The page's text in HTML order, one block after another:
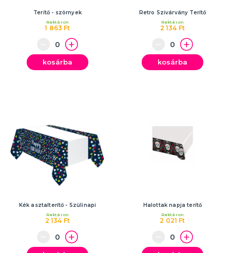
Terítő - szörnyek
1 863 Ft
Raktáron
kosárba
Retro Szivárvány Terítő
2 134 Ft
Raktáron
kosárba
Kék asztalterítő - Szülinapi
2 134 Ft
Raktáron
Halottak napja terítő
2 021 Ft
Raktáron